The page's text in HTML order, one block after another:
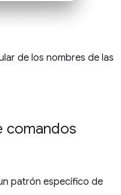
de los nombres de las
comandos
patrón específico de